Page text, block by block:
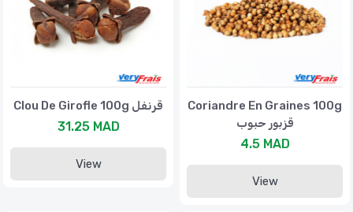
Clou De Girofle 100g قرنفل
31.25 MAD
View
Coriandre En Graines 100g
قزبور حبوب
4.5 MAD
View